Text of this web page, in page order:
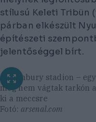
stílusú Keleti Tribün
párban elkészült
építészeti
jelentőséggel bírt.
A Highbury stadion –
még nem vágtak tarkón
ki a meccsre
Fotó: arsenal.com